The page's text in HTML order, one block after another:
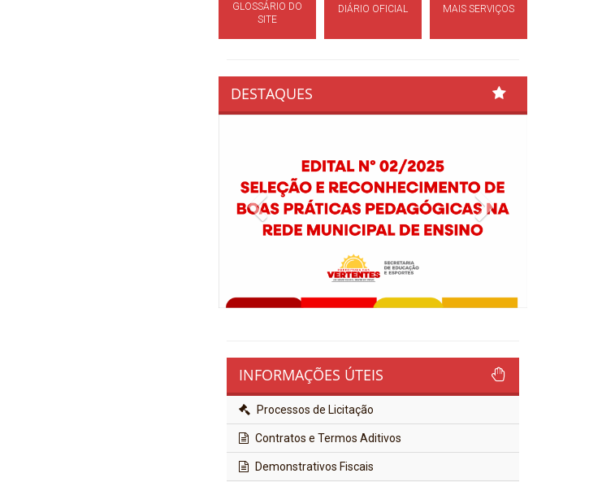
GLOSSÁRIO DO
SITE
DIÁRIO OFICIAL MAIS SERVIÇOS
DESTAQUES
Previous Next
INFORMAÇÕES ÚTEIS
Processos de Licitação
Contratos e Termos Aditivos
Demonstrativos Fiscais